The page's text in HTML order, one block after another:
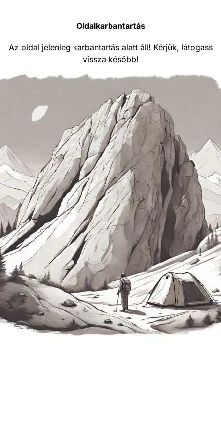
Oldalkarbantartás
Az oldal jelenleg karbantartás alatt áll! Kérjük, látogass
vissza később!